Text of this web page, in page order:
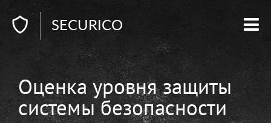
SECURICO
Оценка уровня защиты
системы безопасности